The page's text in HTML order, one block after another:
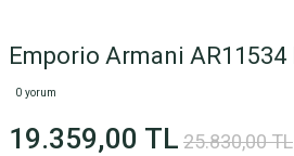
Emporio Armani AR11534
0 yorum
19.359,00 TL 25.830,00 TL